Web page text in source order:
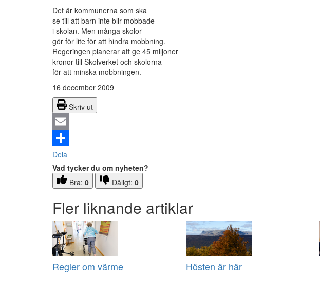
Det är kommunerna som ska
se till att barn inte blir mobbade
i skolan. Men många skolor
gör för lite för att hindra mobbning.
Regeringen planerar att ge 45 miljoner
kronor till Skolverket och skolorna
för att minska mobbningen.
16 december 2009
Skriv ut
Email
Dela
Vad tycker du om nyheten?
Bra: 0 Dåligt: 0
Fler liknande artiklar
Regler om värme Hösten är här